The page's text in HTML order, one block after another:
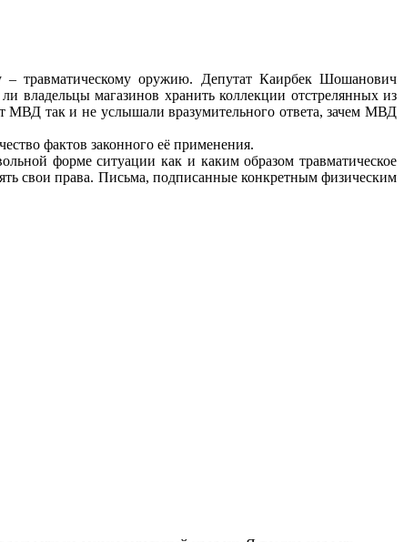
– травматическому оружию. Депутат Каирбек Шошанович
владельцы магазинов хранить коллекции отстрелянных из
МВД так и не услышали вразумительного ответа, зачем МВД
фактов законного её применения.
форме ситуации как и каким образом травматическое
свои права. Письма, подписанные конкретным физическим